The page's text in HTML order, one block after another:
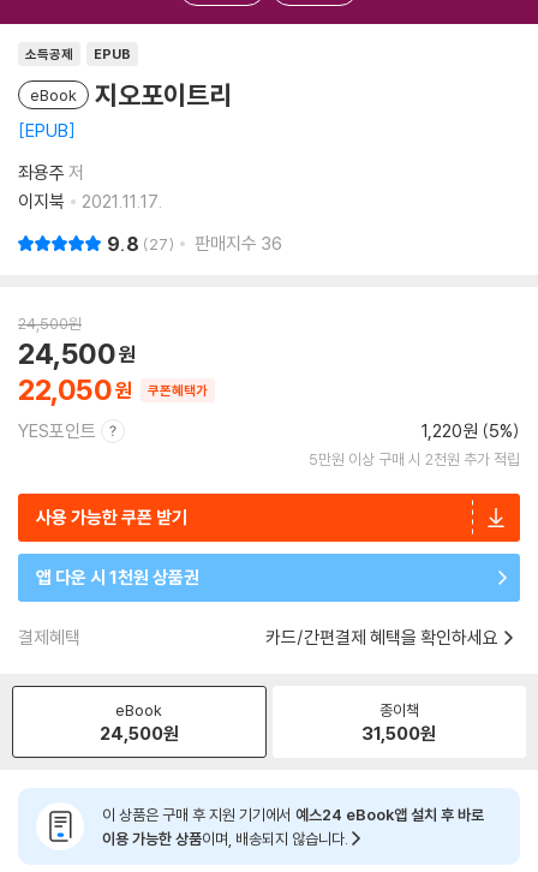
소득공제 EPUB
eBook 지오포이트리
EPUB
좌용주 저
이지북
2021.11.17.
9.8 27 판매지수 36
24,500원
22,050
24,500
쿠폰혜택가
YES포인트 1,220원 (5%)
5만원 이상 구매 시 2천원 추가 적립
사용 가능한 쿠폰 받기
앱 다운 시 1천원 상품권
결제혜택 카드/간편결제 혜택을 확인하세요
eBook
24,500원
종이책
31,500원
이 상품은 구매 후 지원 기기에서 예스24 eBook앱 설치 후 바로
이용 가능한 상품이며, 배송되지 않습니다.